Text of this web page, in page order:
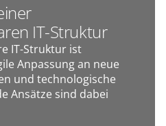
IT-Struktur
IT-Struktur ist
Anpassung an neue
und technologische
Ansätze sind dabei